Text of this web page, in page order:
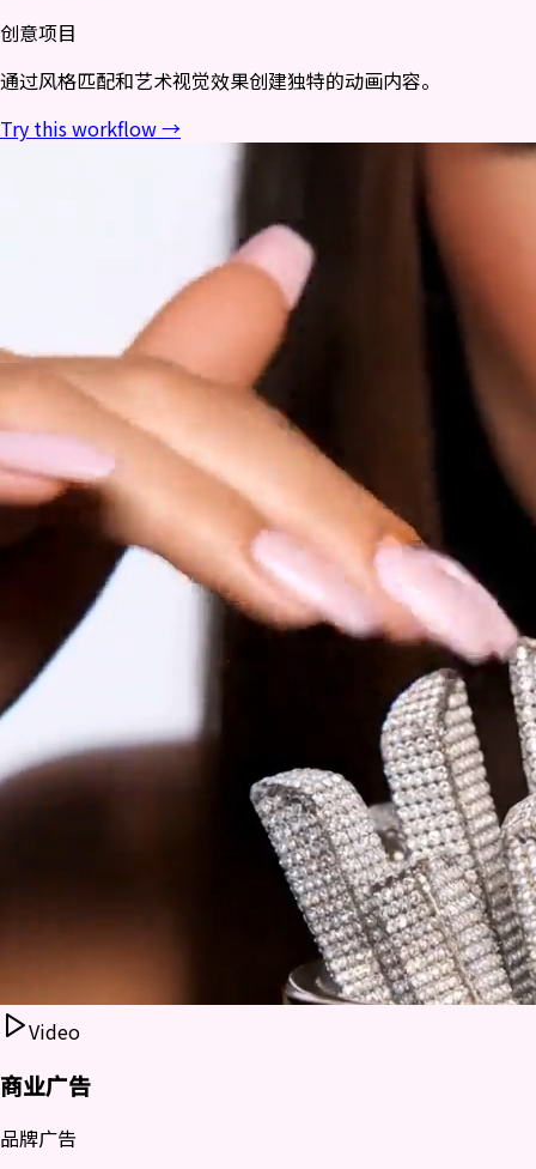
创意项目
通过风格匹配和艺术视觉效果创建独特的动画内容。
Try this workflow →
Video
商业广告
品牌广告